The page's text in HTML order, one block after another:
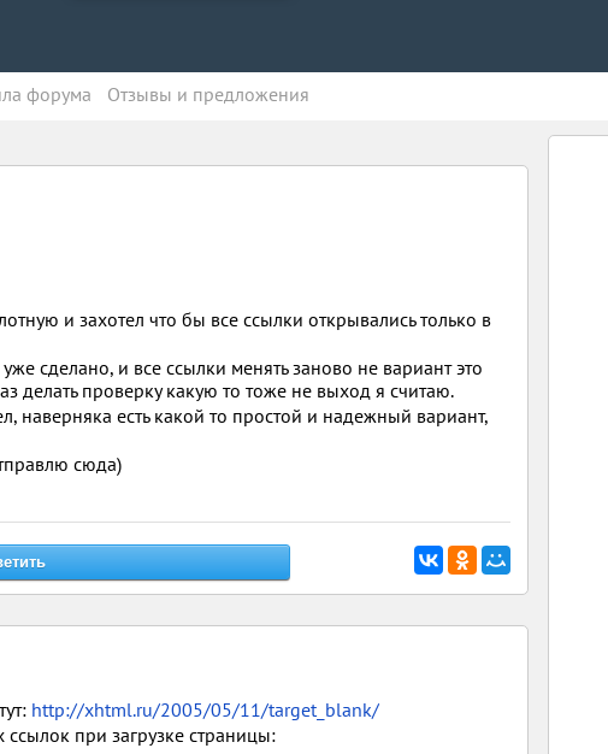
форума Oтзывы и предложения
и захотел что бы все ссылки открывались только в
сделано, и все ссылки менять заново не вариант это
делать проверку какую то тоже не выход я считаю.
наверняка есть какой то простой и надежный вариант,
сюда)
http://xhtml.ru/2005/05/11/target_blank/
ссылок при загрузке страницы: